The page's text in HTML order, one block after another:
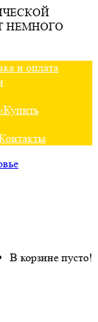
НЕМНОГО
и оплата
В корзине пусто!